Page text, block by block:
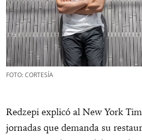
FOTO: CORTESÍA
Redzepi explicó al New York
jornadas que demanda su